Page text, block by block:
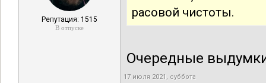
Репутация: 1515
В отпуске
расовой чистоты.
Очередные
17 июля 2021, суббота